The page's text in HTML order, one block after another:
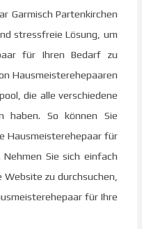
Garmisch Partenkirchen
stressfreie Lösung, um
für Ihren Bedarf zu
Hausmeisterehepaaren
die alle verschiedene
haben. So können Sie
Hausmeisterehepaar für
Sie sich einfach
zu durchsuchen,
für Ihre